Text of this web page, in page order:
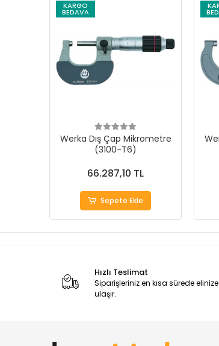
KARGO
BEDAVA
Werka Dış Çap Mikrometre
(3100-T6)
66.287,10 TL
Sepete Ekle
Hızlı Teslimat
Siparişleriniz en kısa sürede elinize
ulaşır.